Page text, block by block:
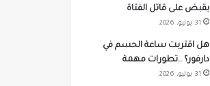
يقبض على قاتل الفتاة
31 يوليو، 2026
هل اقتربت ساعة الحسم في
دارفور؟ ..تطورات مهمة
31 يوليو، 2026